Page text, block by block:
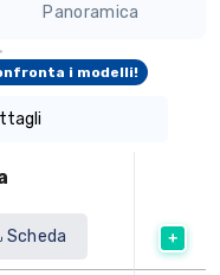
Panoramica
i modelli!
Scheda